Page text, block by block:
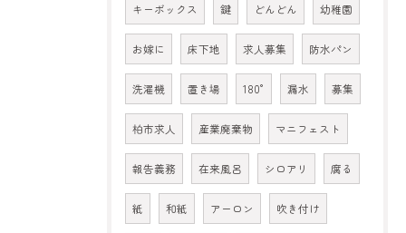
キーボックス 鍵 どんどん 幼稚園
お嫁に 床下地 求人募集 防水パン
洗濯機 置き場 180° 漏水 募集
柏市求人 産業廃棄物 マニフェスト
報告義務 在来風呂 シロアリ 腐る
紙 和紙 アーロン 吹き付け